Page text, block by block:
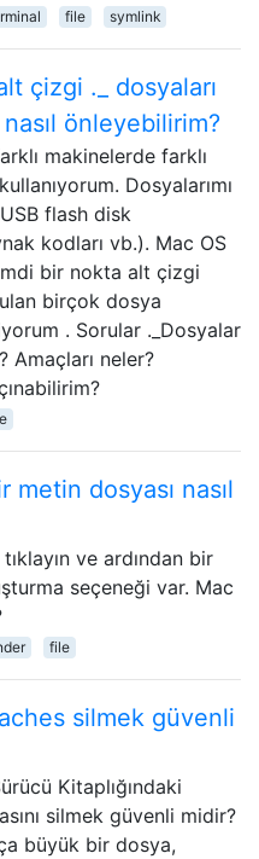
file symlink
çizgi ._ dosyaları
önleyebilirim?
makinelerde farklı
Dosyalarımı
flash disk
kodları vb.). Mac OS
bir nokta alt çizgi
birçok dosya
. Sorular ._Dosyalar
Amaçları neler?
metin dosyası nasıl
ve ardından bir
seçeneği var. Mac
file
silmek güvenli
Kitaplığındaki
silmek güvenli midir?
büyük bir dosya,